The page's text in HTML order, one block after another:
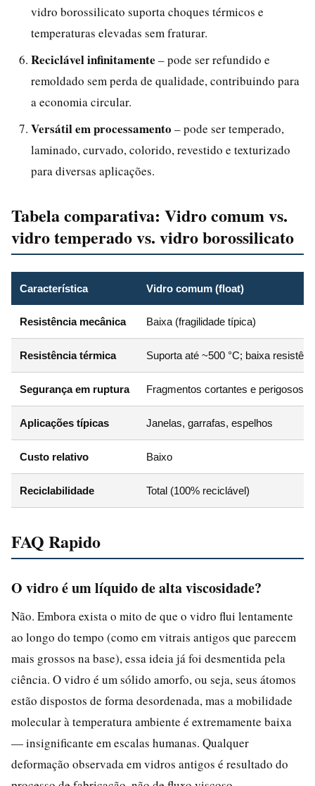
vidro borossilicato suporta choques térmicos e
temperaturas elevadas sem fraturar.
Reciclável infinitamente – pode ser refundido e
remoldado sem perda de qualidade, contribuindo para
a economia circular.
Versátil em processamento – pode ser temperado,
laminado, curvado, colorido, revestido e texturizado
para diversas aplicações.
Tabela comparativa: Vidro comum vs.
vidro temperado vs. vidro borossilicato
Característica Vidro comum (float)
Resistência mecânica Baixa (fragilidade típica)
Resistência térmica Suporta até ~500 °C; baixa
Segurança em ruptura Fragmentos cortantes e perigosos
Aplicações típicas Janelas, garrafas, espelhos
Custo relativo Baixo
Reciclabilidade Total (100% reciclável)
FAQ Rapido
O vidro é um líquido de alta viscosidade?
Não. Embora exista o mito de que o vidro flui lentamente
ao longo do tempo (como em vitrais antigos que parecem
mais grossos na base), essa ideia já foi desmentida pela
ciência. O vidro é um sólido amorfo, ou seja, seus átomos
estão dispostos de forma desordenada, mas a mobilidade
molecular à temperatura ambiente é extremamente baixa
— insignificante em escalas humanas. Qualquer
deformação observada em vidros antigos é resultado do